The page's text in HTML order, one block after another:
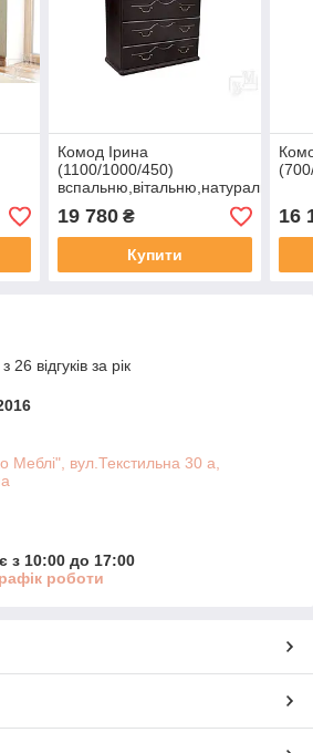
Комод Ірина
(1100/1000/450)
вспальню,вітальню,натуральне
дерево
19 780₴
Купити
16
відгуків за рік
Меблі", вул.Текстильна 30 а,
з 10:00 до 17:00
роботи